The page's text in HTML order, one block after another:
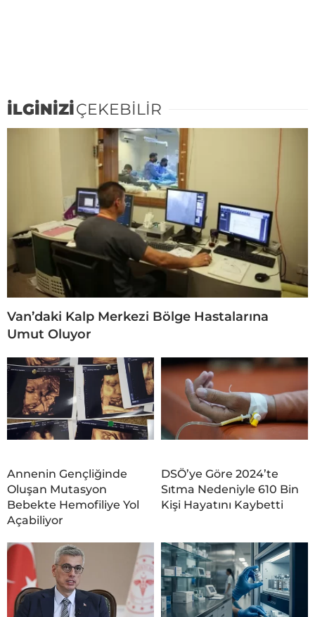
İLGİNİZİÇEKEBİLİR
Van’daki Kalp Merkezi Bölge Hastalarına
Umut Oluyor
Annenin Gençliğinde
Oluşan Mutasyon
Bebekte Hemofiliye Yol
Açabiliyor
DSÖ’ye Göre 2024’te
Sıtma Nedeniyle 610 Bin
Kişi Hayatını Kaybetti